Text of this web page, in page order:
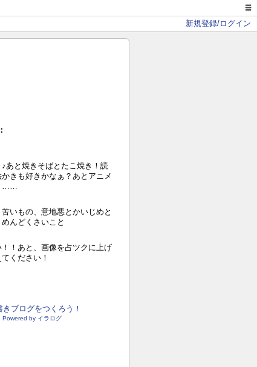
新規登録/ログイン
♪あと焼きそばとたこ焼き！読
きも好きかなぁ？あとアニメ
……
いもの、意地悪とかいじめと
んどくさいこと
！あと、画像を占ツクに上げ
ください！
きブログをつくろう！
Powered by イラログ